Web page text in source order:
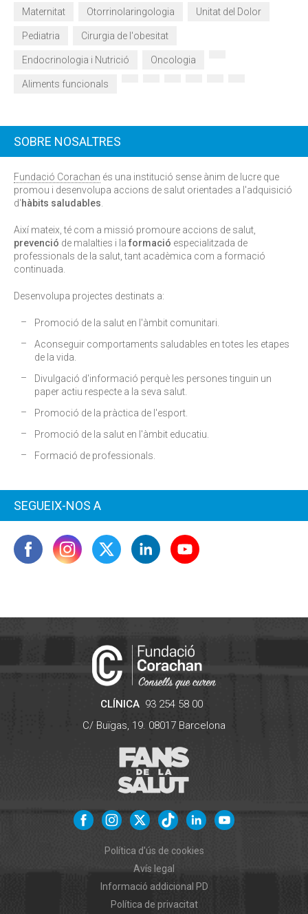
Maternitat Otorrinolaringologia Unitat del Dolor
Pediatria Cirurgia de l'obesitat
Endocrinologia i Nutrició Oncologia
Aliments funcionals
SOBRE NOSALTRES
Fundació Corachan és una institució sense ànim de lucre que
promou i desenvolupa accions de salut orientades a l'adquisició
d'hàbits saludables
Així mateix, té com a missió promoure accions de salut,
prevenció de malalties i la formació especialitzada de
professionals de la salut, tant acadèmica com a formació
continuada.
Desenvolupa projectes destinats a:
Promoció de la salut en l'àmbit comunitari.
Aconseguir comportaments saludables en totes les etapes
de la vida.
Divulgació d'informació perquè les persones tinguin un
paper actiu respecte a la seva salut.
Promoció de la pràctica de l'esport.
Promoció de la salut en l'àmbit educatiu.
Formació de professionals.
SEGUEIX-NOS A
CLÍNICA 93 254 58 00
C/ Buïgas, 19. 08017 Barcelona
Política d'ús de cookies
Avís legal
Informació addicional PD
Política de privacitat